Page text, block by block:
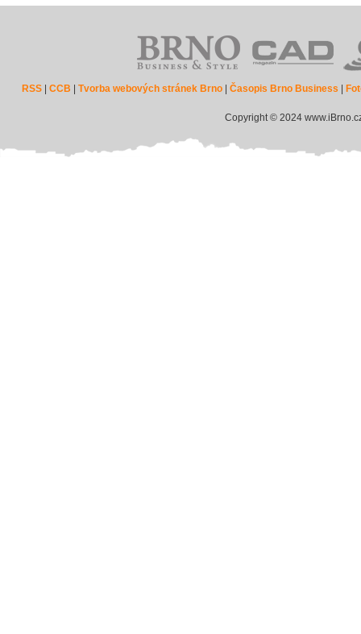
RSS |CCB |Tvorba webových stránek Brno |Časopis Brno Business
Copyright © 2024